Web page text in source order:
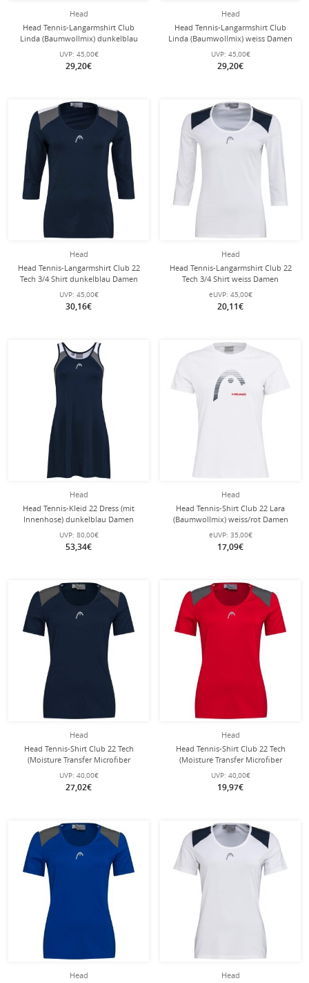
Head
Head Tennis-Langarmshirt Club
Linda (Baumwollmix) dunkelblau
Damen
UVP: 45,00€
29,20€
Head
Head Tennis-Langarmshirt Club
Linda (Baumwollmix) weiss Damen
UVP: 45,00€
29,20€
Head
Head Tennis-Langarmshirt Club 22
Tech 3/4 Shirt dunkelblau Damen
UVP: 45,00€
30,16€
Head
Head Tennis-Langarmshirt Club 22
Tech 3/4 Shirt weiss Damen
eUVP: 45,00€
20,11€
Head
Head Tennis-Kleid 22 Dress (mit
Innenhose) dunkelblau Damen
UVP: 80,00€
53,34€
Head
Head Tennis-Shirt Club 22 Lara
(Baumwollmix) weiss/rot Damen
eUVP: 35,00€
17,09€
Head
Head Tennis-Shirt Club 22 Tech
(Moisture Transfer Microfiber
Technologie) dunkelblau Damen
UVP: 40,00€
27,02€
Head
Head Tennis-Shirt Club 22 Tech
(Moisture Transfer Microfiber
Technologie) rot Damen
UVP: 40,00€
19,97€
Head
Head